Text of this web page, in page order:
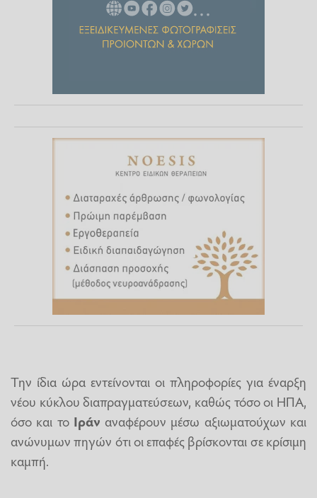
Την ίδια ώρα εντείνονται οι πληροφορίες για έναρξη
νέου κύκλου διαπραγματεύσεων, καθώς τόσο οι ΗΠΑ,
όσο και το Ιράν αναφέρουν μέσω αξιωματούχων και
ανώνυμων πηγών ότι οι επαφές βρίσκονται σε κρίσιμη
καμπή.